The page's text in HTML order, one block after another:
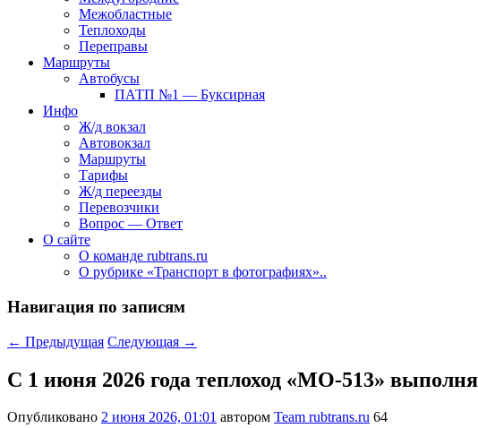
Межобластные
Теплоходы
Переправы
Маршруты
Автобусы
ПАТП №1 — Буксирная
Инфо
Ж/д вокзал
Автовокзал
Маршруты
Тарифы
Ж/д переезды
Перевозчики
Вопрос — Ответ
О сайте
О команде rubtrans.ru
О рубрике «Транспорт в фотографиях»..
Навигация по записям
← Предыдущая Следующая →
С 1 июня 2026 года теплоход «МО-513»
Опубликовано 2 июня 2026, 01:01 автором Team rubtrans.ru 64